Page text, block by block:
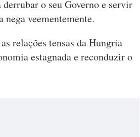
o seu Governo e servir
nega veementemente.
relações tensas da Hungria
estagnada e reconduzir o